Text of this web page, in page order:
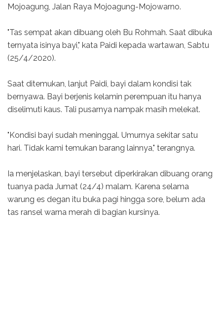
Mojoagung, Jalan Raya Mojoagung-Mojowarno.
"Tas sempat akan dibuang oleh Bu Rohmah. Saat dibuka
ternyata isinya bayi," kata Paidi kepada wartawan, Sabtu
(25/4/2020).
Saat ditemukan, lanjut Paidi, bayi dalam kondisi tak
bernyawa. Bayi berjenis kelamin perempuan itu hanya
diselimuti kaus. Tali pusarnya nampak masih melekat.
"Kondisi bayi sudah meninggal. Umurnya sekitar satu
hari. Tidak kami temukan barang lainnya," terangnya.
Ia menjelaskan, bayi tersebut diperkirakan dibuang orang
tuanya pada Jumat (24/4) malam. Karena selama
warung es degan itu buka pagi hingga sore, belum ada
tas ransel warna merah di bagian kursinya.